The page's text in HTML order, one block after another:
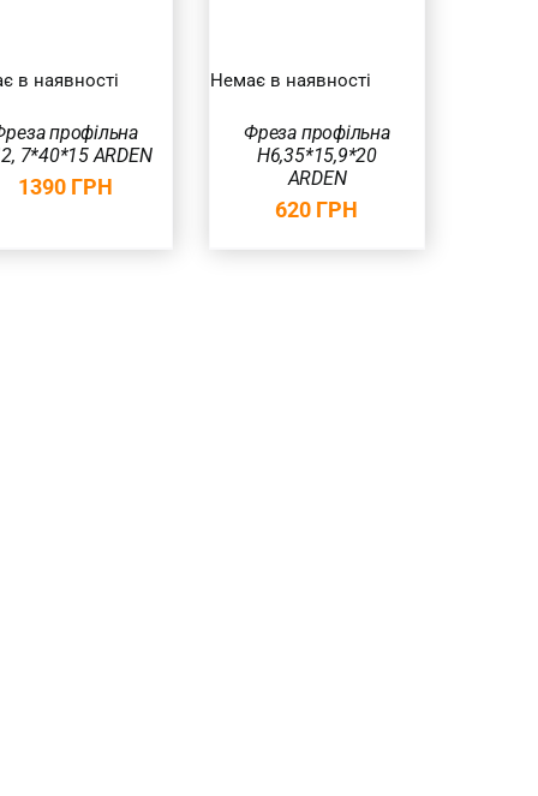
в наявності
профільна
7*40*15 ARDEN
1390 ГРН
Немає в наявності
Фреза профільна
Н6,35*15,9*20
ARDEN
620 ГРН